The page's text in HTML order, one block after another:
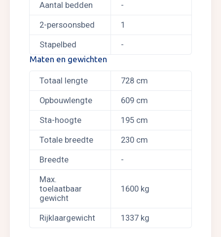
Aantal bedden -
2-persoonsbed 1
Stapelbed
-
Maten en gewichten
Totaal lengte 728 cm
Opbouwlengte 609 cm
Sta-hoogte 195 cm
Totale breedte 230 cm
Breedte -
Max.
toelaatbaar
gewicht
1600 kg
Rijklaargewicht 1337 kg